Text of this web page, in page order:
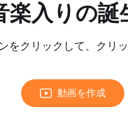
楽入りの
をクリックして、クリ
動画を作成